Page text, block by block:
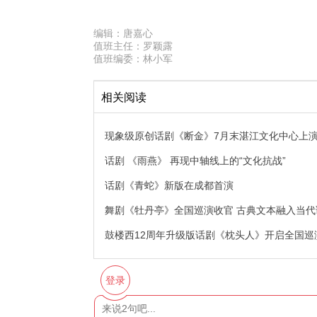
编辑： 唐嘉心
值班主任： 罗颖露
值班编委： 林小军
相关阅读
现象级原创话剧《断金》7月末湛江文化中心上
话剧 《雨燕》 再现中轴线上的“文化抗战”
话剧《青蛇》新版在成都首演
舞剧《牡丹亭》全国巡演收官 古典文本融入当代
鼓楼西12周年升级版话剧《枕头人》开启全国巡
登录